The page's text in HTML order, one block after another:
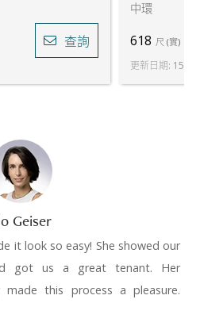
查詢
中環
618 尺 (實)
更新日期:
Geiser
it look so easy! She showed our
got us a great tenant. Her
this process a pleasure.